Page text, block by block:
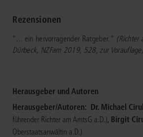
Rezensionen
"... ein hervorragender Ratgeber." (Richter
Dürbeck, NZFam 2019, 528, zur
Herausgeber und Autoren
Herausgeber/Autoren: Dr. Michael
führender Richter am AmtsG a.D.), Birgit
Oberstaatsanwältin a.D.)